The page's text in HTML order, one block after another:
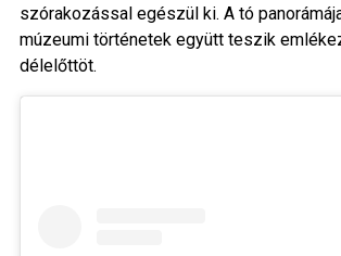
szórakozással egészül ki. A tó
múzeumi történetek együtt teszik
délelőttöt.